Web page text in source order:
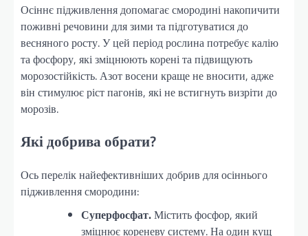
Осіннє підживлення допомагає смородині накопичити
поживні речовини для зими та підготуватися до
весняного росту. У цей період рослина потребує калію
та фосфору, які зміцнюють корені та підвищують
морозостійкість. Азот восени краще не вносити, адже
він стимулює ріст пагонів, які не встигнуть визріти до
морозів.
Які добрива обрати?
Ось перелік найефективніших добрив для осіннього
підживлення смородини:
Суперфосфат.Містить фосфор, який
зміцнює кореневу систему. На один кущ